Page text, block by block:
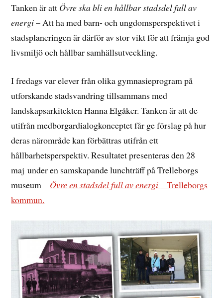
Tanken är att Övre ska bli en hållbar stadsdel full av
energi– Att ha med barn- och ungdomsperspektivet i
stadsplaneringen är därför av stor vikt för att främja god
livsmiljö och hållbar samhällsutveckling.
I fredags var elever från olika gymnasieprogram på
utforskande stadsvandring tillsammans med
landskapsarkitekten Hanna Elgåker. Tanken är att de
utifrån medborgardialogkonceptet får ge förslag på hur
deras närområde kan förbättras utifrån ett
hållbarhetsperspektiv. Resultatet presenteras den 28
maj under en samskapande lunchträff på Trelleborgs
museum – Övre en stadsdel full av energi– Trelleborgs
kommun.